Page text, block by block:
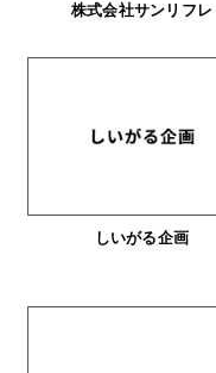
株式会社サンリフレ
しいがる企画